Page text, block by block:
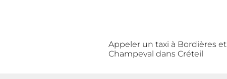
Appeler un taxi à Bordières et
Champeval dans Créteil